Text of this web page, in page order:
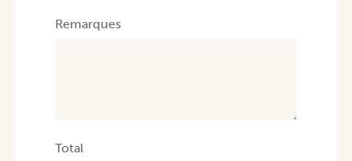
Remarques
Total